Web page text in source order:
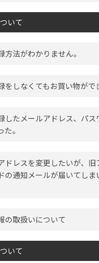
いて
方法がわかりません。
をしなくてもお買い物がで
したメールアドレス、パス
。
ドレスを変更したいが、
の通知メールが届いてしま
の取扱いについて
いて